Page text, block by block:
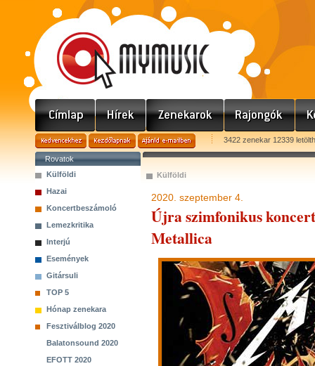
3422 zenekar 12339
Rovatok
Külföldi
Hazai
Koncertbeszámoló
Lemezkritika
Interjú
Események
Gitársuli
TOP 5
Hónap zenekara
Fesztiválblog 2020
Balatonsound 2020
EFOTT 2020
Külföldi
2020. szeptember 4.
Újra szimfonikus
Metallica